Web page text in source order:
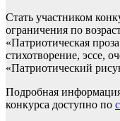
Стать участником
ограничения по
«Патриотическая
стихотворение, эссе,
«Патриотический
Подробная
конкурса доступно по